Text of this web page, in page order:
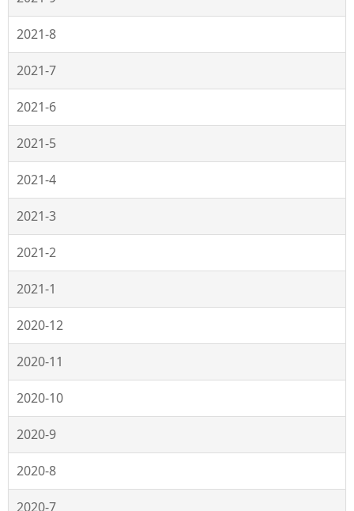
2021-8
2021-7
2021-6
2021-5
2021-4
2021-3
2021-2
2021-1
2020-12
2020-11
2020-10
2020-9
2020-8
2020-7